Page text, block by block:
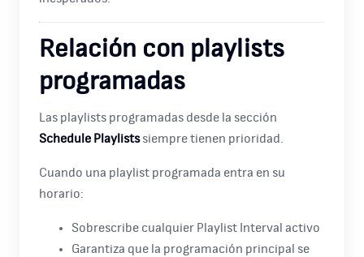
Relación con playlists
programadas
Las playlists programadas desde la sección
Schedule Playlistssiempre tienen prioridad.
Cuando una playlist programada entra en su
horario:
Sobrescribe cualquier Playlist Interval activo
Garantiza que la programación principal se